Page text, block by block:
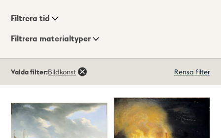
Visningsläge
Filtrera tid
Filtrera materialtyper
träffar
Valda filter:Bildkonst Rensa filter